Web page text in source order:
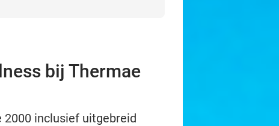
bij Thermae
2000 inclusief uitgebreid